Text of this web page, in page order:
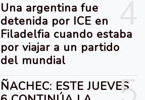
Una argentina fue
detenida por ICE en
Filadelfia cuando estaba
por viajar a un partido
del mundial
ÑACHEC: ESTE JUEVES